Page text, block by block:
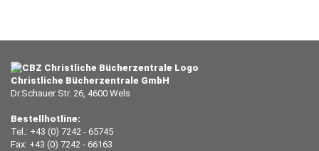
Christliche Bücherzentrale GmbH
Dr.Schauer Str. 26, 4600 Wels
Bestellhotline:
Tel.: +43 (0) 7242 - 65745
Fax: +43 (0) 7242 - 66163